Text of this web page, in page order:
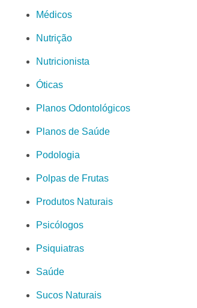
Médicos
Nutrição
Nutricionista
Óticas
Planos Odontológicos
Planos de Saúde
Podologia
Polpas de Frutas
Produtos Naturais
Psicólogos
Psiquiatras
Saúde
Sucos Naturais